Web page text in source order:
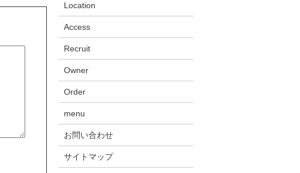
Location
Access
Recruit
Owner
Order
menu
お問い合わせ
サイトマップ